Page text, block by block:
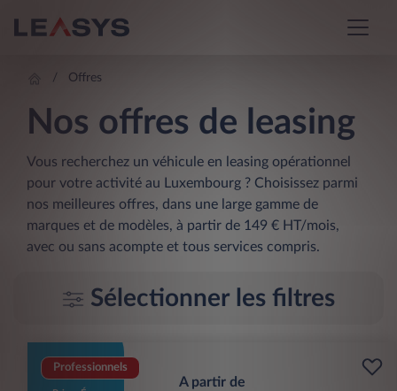
Offres
Nos offres de leasing
Vous recherchez un véhicule en leasing opérationnel
pour votre activité au Luxembourg ? Choisissez parmi
nos meilleures offres, dans une large gamme de
marques et de modèles, à partir de 149 € HT/mois,
avec ou sans acompte et tous services compris.
Sélectionner les filtres
Professionnels
A partir de